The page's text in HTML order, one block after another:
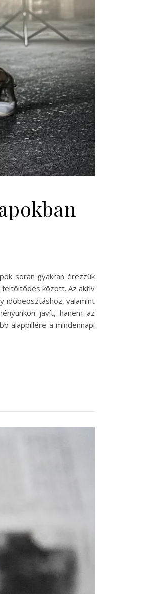
során gyakran érezzük
között. Az aktív
időbeosztáshoz, valamint
javít, hanem az
alappillére a mindennapi